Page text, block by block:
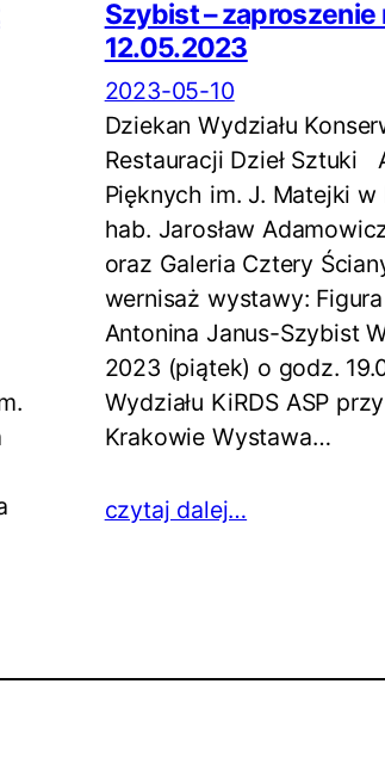
Szybist – zaproszenie
12.05.2023
2023-05-10
Dziekan Wydziału
Restauracji Dzieł Sztuki
Pięknych im. J. Matejki
hab. Jarosław
oraz Galeria Cztery
wernisaż wystawy:
Antonina Janus-Szybist
2023 (piątek) o godz.
Wydziału KiRDS ASP
Krakowie Wystawa…
czytaj dalej…